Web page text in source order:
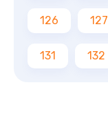
126 127
131 132